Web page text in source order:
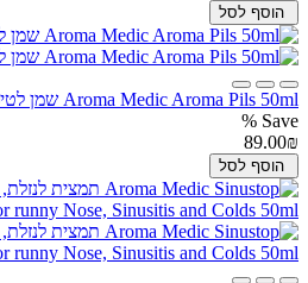
הוסף לסל
Aroma Medic Aroma Pils 50ml שמן לטיפול בטחורים
Save %
89.00₪
הוסף לסל